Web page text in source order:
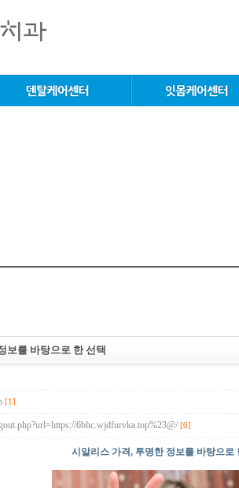
보를 바탕으로 한 선택
[1]
6bhc.wjdfurvka.top%23@/ [0]
시알리스 가격, 투명한 정보를 바탕으로